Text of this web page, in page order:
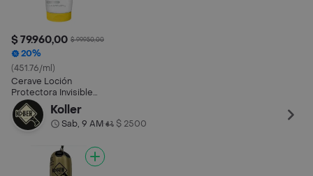
$ 79.960,00 $ 99.950,00
20%
(451.76/ml)
Cerave Loción
Protectora Invisible
Hidratante 50 + Spf
177 mL
Koller
Sab, 9 AM• $ 2500